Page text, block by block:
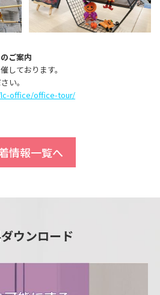
ご案内
しております。
い。
office/office-tour/
情報一覧へ
ウンロード